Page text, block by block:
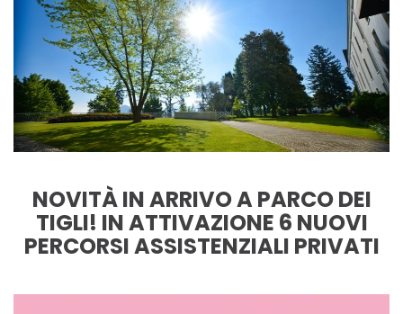
NOVITÀ IN ARRIVO A PARCO DEI
TIGLI! IN ATTIVAZIONE 6 NUOVI
PERCORSI ASSISTENZIALI PRIVATI